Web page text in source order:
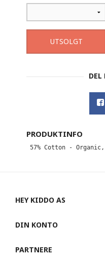
UTSOLGT
DEL
PRODUKTINFO
57% Cotton - Organic,
HEY KIDDO AS
DIN KONTO
PARTNERE